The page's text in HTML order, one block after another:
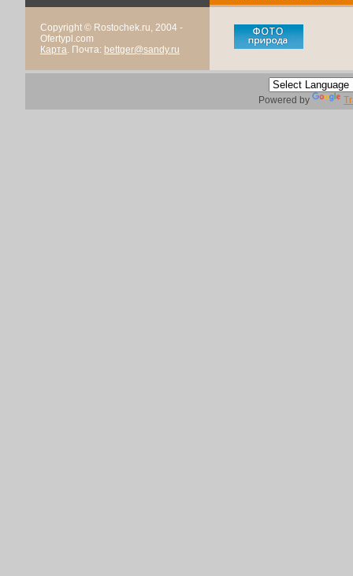
Copyright © Rostochek.ru, 2004 -
Ofertypl.com
Карта. Почта: bettger@sandy.ru
Powered by